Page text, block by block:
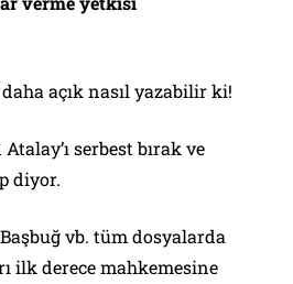
açık nasıl yazabilir ki!
serbest bırak ve
diyor.
vb. tüm dosyalarda
ilk derece mahkemesine